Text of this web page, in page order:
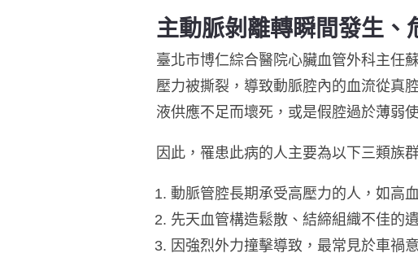
主動脈剝離轉瞬間發生 、
臺北市博仁綜合醫院心臟血管外科主任
壓力被撕裂，導致動脈腔內的血流從真
液供應不足而壞死，或是假腔過於薄弱
因此，罹患此病的人主要為以下三類族群
動脈管腔長期承受高壓力的人，如高
先天血管構造鬆散、結締組織不佳的
因強烈外力撞擊導致，最常見於車禍